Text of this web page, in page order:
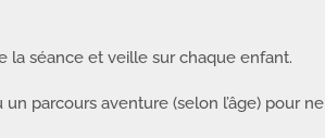
la séance et veille sur chaque enfant.
un parcours aventure (selon l’âge) pour ne